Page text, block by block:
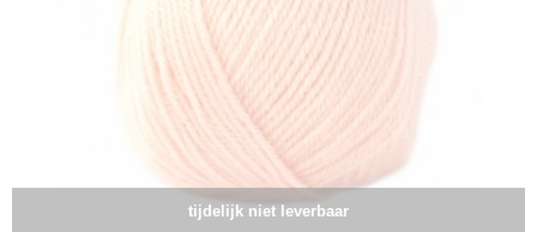
tijdelijk niet leverbaar